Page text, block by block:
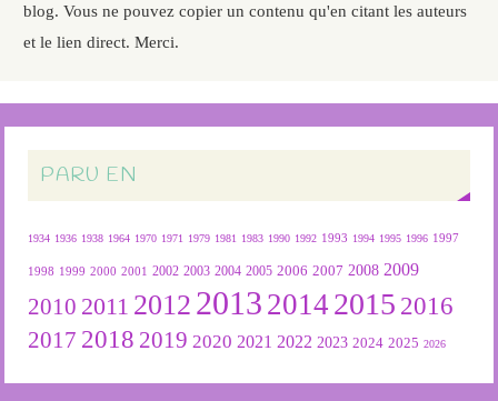
blog. Vous ne pouvez copier un contenu qu'en citant les auteurs
et le lien direct. Merci.
PARU EN
1934 1936 1938 1964 1970 1971 1979 1981 1983 1990 1992 1993 1994 1995 1996 1997
1998 1999 2000 2001 2002 2003 2004 2005 2006 2007 2008 2009
2010 2011 2012 2013 2014 2015 2016
2017 2018 2019 2020 2021 2022 2023 2024 2025 2026